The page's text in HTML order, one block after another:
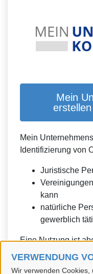
VERWENDUNG
Wir verwenden
Mein
Mein
Identifizierung von
Juristische
kann
natürliche
gewerblich
Eine Nutzung ist
Sinne von § 1 Abs.